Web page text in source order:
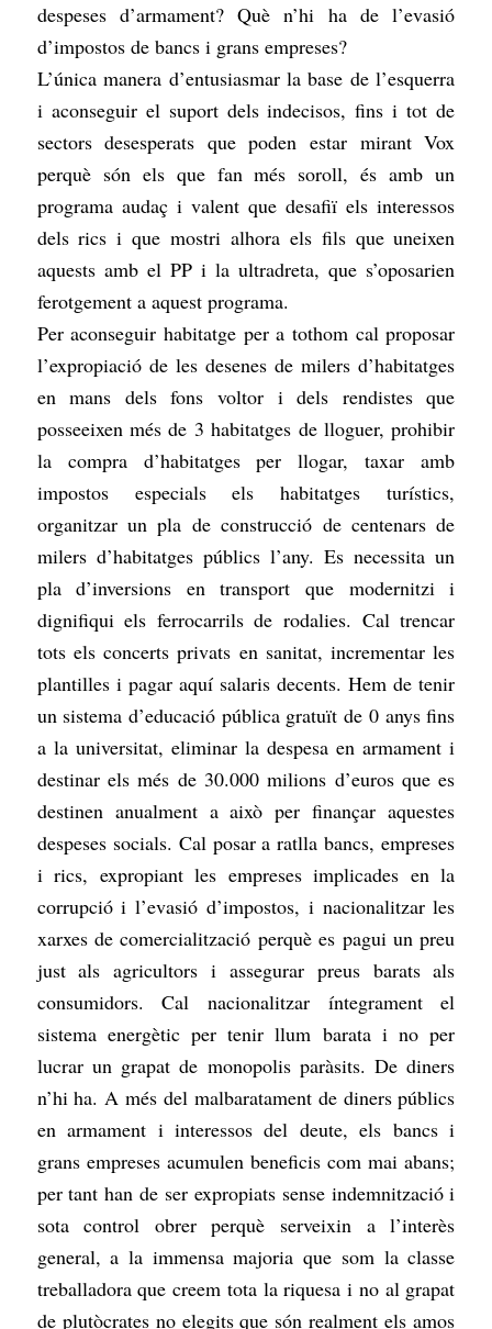
despeses d’armament? Què n’hi ha de l’evasió
d’impostos de bancs i grans empreses?
L’única manera d’entusiasmar la base de l’esquerra
i aconseguir el suport dels indecisos, fins i tot de
sectors desesperats que poden estar mirant Vox
perquè són els que fan més soroll, és amb un
programa audaç i valent que desafiï els interessos
dels rics i que mostri alhora els fils que uneixen
aquests amb el PP i la ultradreta, que s’oposarien
ferotgement a aquest programa.
Per aconseguir habitatge per a tothom cal proposar
l’expropiació de les desenes de milers d’habitatges
en mans dels fons voltor i dels rendistes que
posseeixen més de 3 habitatges de lloguer, prohibir
la compra d’habitatges per llogar, taxar amb
impostos especials els habitatges turístics,
organitzar un pla de construcció de centenars de
milers d’habitatges públics l’any. Es necessita un
pla d’inversions en transport que modernitzi i
dignifiqui els ferrocarrils de rodalies. Cal trencar
tots els concerts privats en sanitat, incrementar les
plantilles i pagar aquí salaris decents. Hem de tenir
un sistema d’educació pública gratuït de 0 anys fins
a la universitat, eliminar la despesa en armament i
destinar els més de 30.000 milions d’euros que es
destinen anualment a això per finançar aquestes
despeses socials. Cal posar a ratlla bancs, empreses
i rics, expropiant les empreses implicades en la
corrupció i l’evasió d’impostos, i nacionalitzar les
xarxes de comercialització perquè es pagui un preu
just als agricultors i assegurar preus barats als
consumidors. Cal nacionalitzar íntegrament el
sistema energètic per tenir llum barata i no per
lucrar un grapat de monopolis paràsits. De diners
n’hi ha. A més del malbaratament de diners públics
en armament i interessos del deute, els bancs i
grans empreses acumulen beneficis com mai abans;
per tant han de ser expropiats sense indemnització i
sota control obrer perquè serveixin a l’interès
general, a la immensa majoria que som la classe
treballadora que creem tota la riquesa i no al grapat
de plutòcrates no elegits que són realment els amos